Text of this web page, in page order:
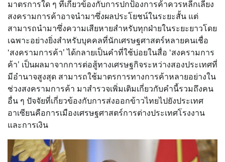
มาตรการใด ๆ ที่เกี่ยวข้องกับการปกป้องการค้าควรหลีกเลี่ยง
สงครามการค้าอาจนำมาซึ่งผลประโยชน์ในระยะสั้น แต่
สามารถนำมาซึ่งความเสียหายสำหรับทุกฝ่ายในระยะยาวโดย
เฉพาะอย่างยิ่งสำหรับบุคคลที่นักเศรษฐศาสตร์หลายคนเชื่อ
‘สงครามการค้า’ ได้กลายเป็นคำที่ใช้บ่อยในสื่อ ‘สงครามการ
ค้า’ เป็นผลมาจากการต่อสู้ทางเศรษฐกิจระหว่างสองประเทศที่
มีอำนาจสูงสุด สามารถใช้มาตรการทางการค้าหลายอย่างใน
ช่วงสงครามการค้า มาสำรวจเพิ่มเติมเกี่ยวกับคำนี้รวมถึงคน
อื่น ๆ ปัจจัยที่เกี่ยวข้องกับการส่งออกข้าวไทยไปยังประเทศ
อาเซียนคือการเมืองเศรษฐศาสตร์การต่างประเทศโรงงาน
และการเงิน